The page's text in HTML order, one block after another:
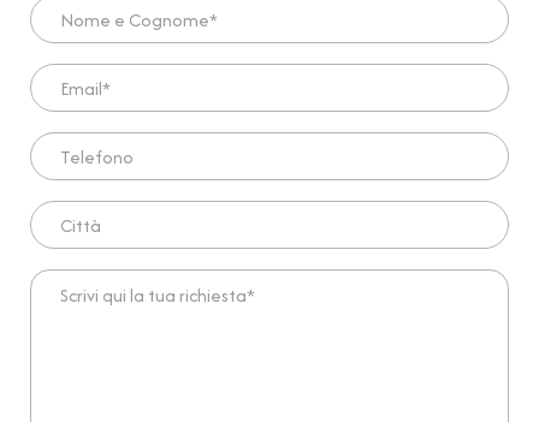
Nome e Cognome*
Email*
Telefono
Città
Scrivi qui la tua richiesta*